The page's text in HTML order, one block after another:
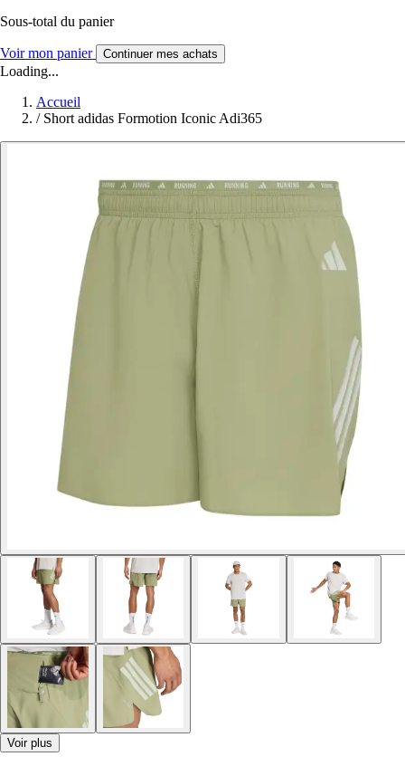
Sous-total du panier
Voir mon panier Continuer mes achats
Loading...
Accueil
/ Short adidas Formotion Iconic Adi365
Voir plus